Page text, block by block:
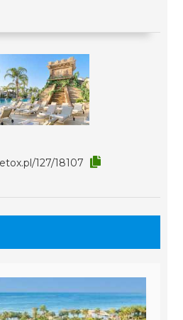
127/18107